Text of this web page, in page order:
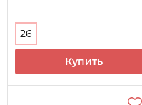
26
Купить